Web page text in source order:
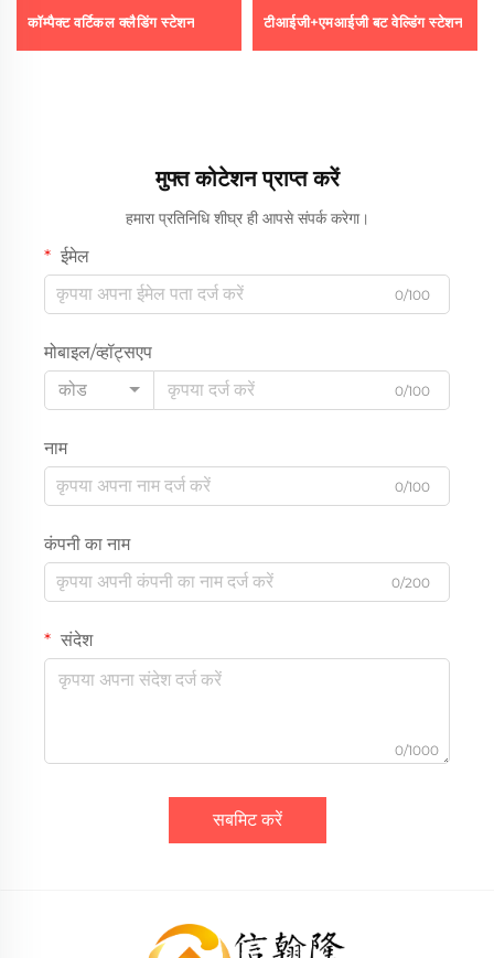
कॉम्पैक्ट वर्टिकल क्लैडिंग स्टेशन टीआईजी+एमआईजी बट वेल्डिंग स्टेशन
मुफ्त कोटेशन प्राप्त करें
हमारा प्रतिनिधि शीघ्र ही आपसे संपर्क करेगा।
ईमेल
0/100
मोबाइल/व्हॉट्सएप
कोड
0/100
नाम
0/100
कंपनी का नाम
0/200
संदेश
0/1000
सबमिट करें